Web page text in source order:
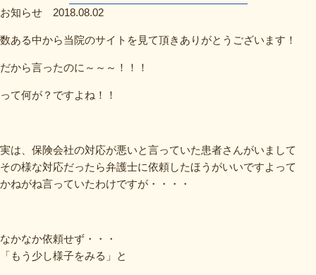
お知らせ 2018.08.02
数ある中から当院のサイトを見て頂きありがとうございます！
だから言ったのに～～～！！！
って何が？ですよね！！
実は、保険会社の対応が悪いと言っていた患者さんがいまして
その様な対応だったら弁護士に依頼したほうがいいですよって
かねがね言っていたわけですが・・・・
なかなか依頼せず・・・
「もう少し様子をみる」と